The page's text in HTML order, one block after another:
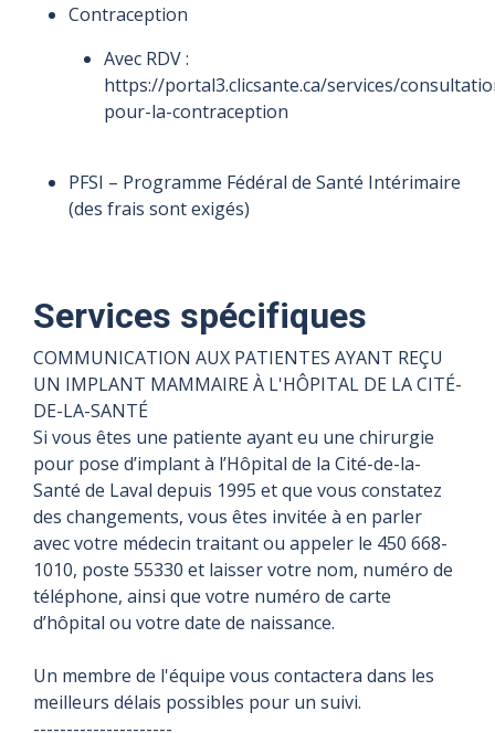
Contraception
Avec RDV :
https://portal3.clicsante.ca/services/
pour-la-contraception
PFSI – Programme Fédéral de Santé Intérimaire
(des frais sont exigés)
Services spécifiques
COMMUNICATION AUX PATIENTES AYANT REÇU
UN IMPLANT MAMMAIRE À L'HÔPITAL DE LA CITÉ-
DE-LA-SANTÉ
Si vous êtes une patiente ayant eu une chirurgie
pour pose d’implant à l’Hôpital de la Cité-de-la-
Santé de Laval depuis 1995 et que vous constatez
des changements, vous êtes invitée à en parler
avec votre médecin traitant ou appeler le 450 668-
1010, poste 55330 et laisser votre nom, numéro de
téléphone, ainsi que votre numéro de carte
d’hôpital ou votre date de naissance.
Un membre de l'équipe vous contactera dans les
meilleurs délais possibles pour un suivi.